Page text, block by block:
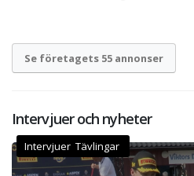
Se företagets 55 annonser
Intervjuer och nyheter
Intervjuer Tävlingar